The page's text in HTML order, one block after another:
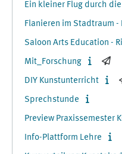
Ein kleiner Flug durch
Flanieren im Stadtraum
Saloon Arts Education -
Mit_Forschung
DIY Kunstunterricht
Sprechstunde
Preview Praxissemester
Info-Plattform Lehre